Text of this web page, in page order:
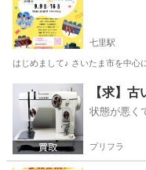
七里駅
はじめまして♪ さいたま市を中心
埼玉 さいたま市 七里駅
【求】
状態が悪く
プリフラ